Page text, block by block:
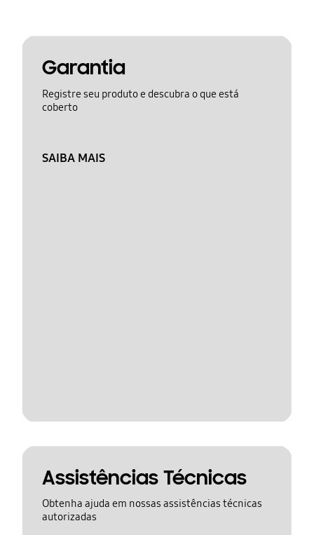
Garantia
Registre seu produto e descubra o que está
coberto
SAIBA MAIS
Assistências Técnicas
Obtenha ajuda em nossas assistências técnicas
autorizadas